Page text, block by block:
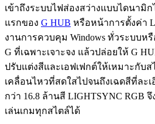
เข้าถึงระบบไฟส่องสว่างแบบไดนามิ
แรกของ G HUB หรือหน้าการตั้งค่า
งานการควบคุม Windows ทั่วระบบห
G ที่เฉพาะเจาะจง แล้วปล่อยให้ G
ปรับแต่งสีและเอฟเฟกต์ให้เหมาะกับ
เคลื่อนไหวที่สดใสไปจนถึงเฉดสีที่ละ
กว่า 16.8 ล้านสี LIGHTSYNC RGB
เล่นเกมทุกสไตล์ได้